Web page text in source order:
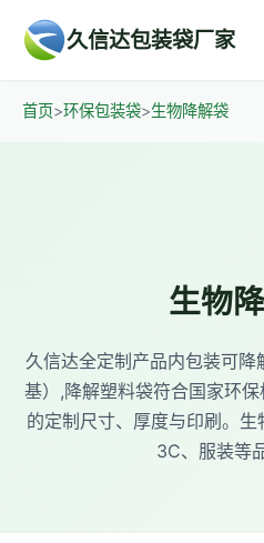
久信达包装袋厂家
首页>环保包装袋>生物降解袋
生物
久信达全定制产品内包装可
基）,降解塑料袋符合国家环
的定制尺寸、厚度与印刷。生
3C、服装等